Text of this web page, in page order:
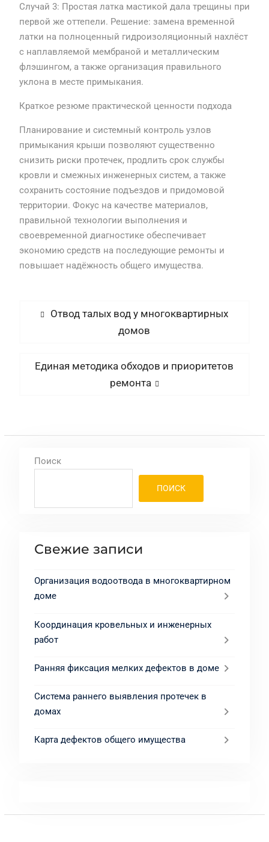
Случай 3: Простая латка мастикой дала трещины при
первой же оттепели. Решение: замена временной
латки на полноценный гидроизоляционный нахлёст
с наплавляемой мембраной и металлическим
флэшингом, а также организация правильного
уклона в месте примыкания.
Краткое резюме практической ценности подхода
Планирование и системный контроль узлов
примыкания крыши позволяют существенно
снизить риски протечек, продлить срок службы
кровли и смежных инженерных систем, а также
сохранить состояние подъездов и придомовой
территории. Фокус на качестве материалов,
правильной технологии выполнения и
своевременной диагностике обеспечивает
экономию средств на последующие ремонты и
повышает надёжность общего имущества.
Навигация
Предыдущая
Отвод талых вод у многоквартирных
домов
Следующая
Единая методика обходов и приоритетов
ремонта
Поиск
ПОИСК
Свежие записи
Организация водоотвода в многоквартирном
доме
Координация кровельных и инженерных
работ
Ранняя фиксация мелких дефектов в доме
Система раннего выявления протечек в
домах
Карта дефектов общего имущества